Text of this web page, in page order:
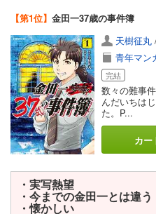
【第1位】 金田一37歳の事件簿
天樹征丸
青年マン
完結
数々の難事
んだいちは
た。P...
カー
・実写熱望
・今までの金田一とは違う
・懐かしい